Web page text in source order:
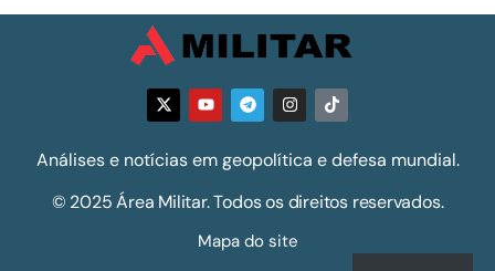
Análises e notícias em geopolítica e defesa mundial.
© 2025 Área Militar. Todos os direitos reservados.
Mapa do site